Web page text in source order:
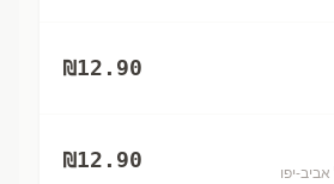
₪12.90
יפו
₪12.90